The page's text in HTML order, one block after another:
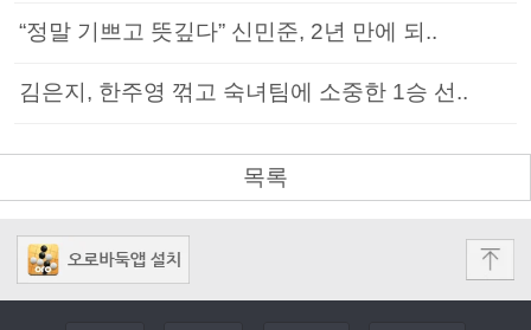
“정말 기쁘고 뜻깊다” 신민준, 2년 만에 되..
김은지, 한주영 꺾고 숙녀팀에 소중한 1승 선..
목록